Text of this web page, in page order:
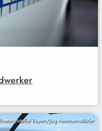
Bayern/Jörg Herrmannsdörfer